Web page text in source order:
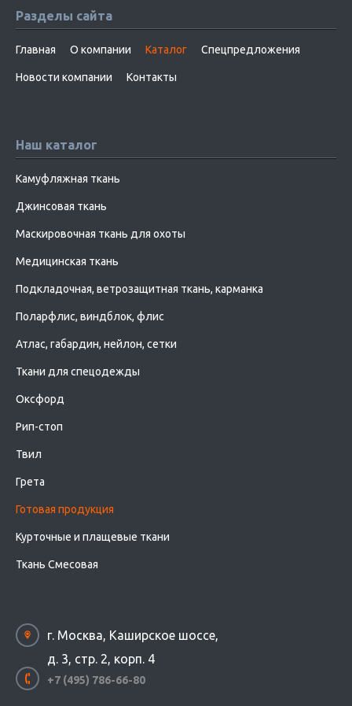
Разделы сайта
Главная О компании Каталог Спецпредложения
Новости компании Контакты
Наш каталог
Камуфляжная ткань
Джинсовая ткань
Маскировочная ткань для охоты
Медицинская ткань
Подкладочная, ветрозащитная ткань, карманка
Поларфлис, виндблок, флис
Атлас, габардин, нейлон, сетки
Ткани для спецодежды
Оксфорд
Рип-стоп
Твил
Грета
Готовая продукция
Курточные и плащевые ткани
Ткань Смесовая
г. Москва, Каширское шоссе,
д. 3, стр. 2, корп. 4
+7 (495) 786-66-80